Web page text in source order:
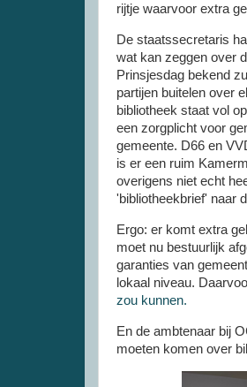
rijtje waarvoor extra
De staatssecretaris
wat kan zeggen over
Prinsjesdag bekend
partijen buitelen over
bibliotheek staat vol
een zorgplicht voor
gemeente. D66 en
is er een ruim
overigens niet echt
'bibliotheekbrief' naar
Ergo: er komt extra
moet nu bestuurlijk
garanties van
lokaal niveau.
zou kunnen.
En de ambtenaar bij
moeten komen over